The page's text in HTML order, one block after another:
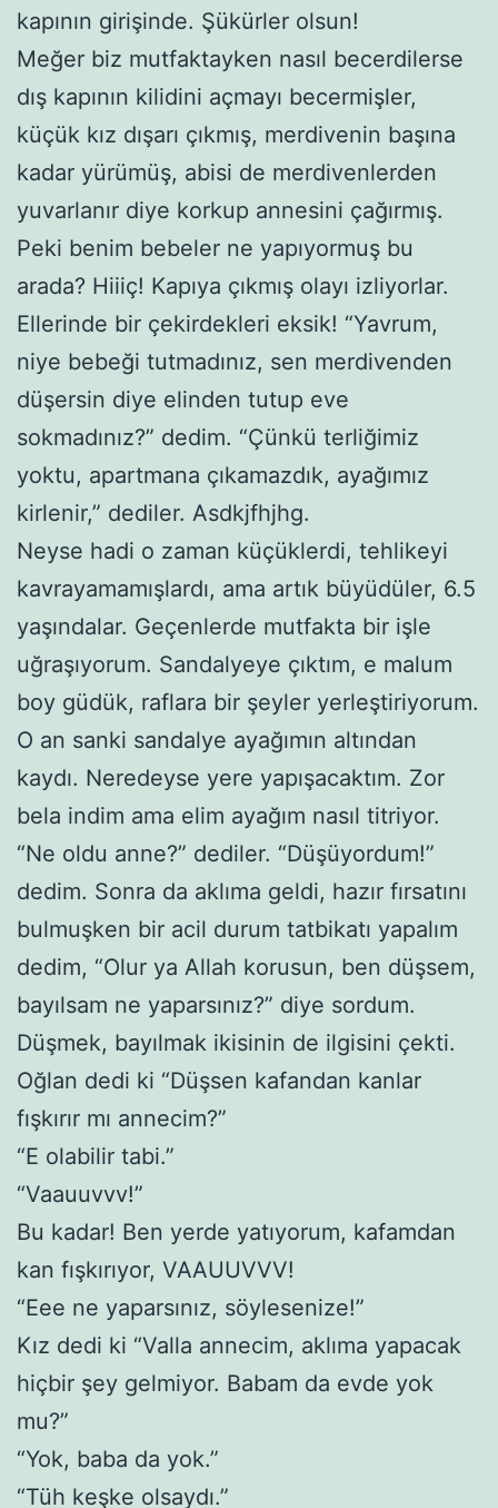
kapının girişinde. Şükürler olsun!
Meğer biz mutfaktayken nasıl becerdilerse
dış kapının kilidini açmayı becermişler,
küçük kız dışarı çıkmış, merdivenin başına
kadar yürümüş, abisi de merdivenlerden
yuvarlanır diye korkup annesini çağırmış.
Peki benim bebeler ne yapıyormuş bu
arada? Hiiiç! Kapıya çıkmış olayı izliyorlar.
Ellerinde bir çekirdekleri eksik! “Yavrum,
niye bebeği tutmadınız, sen merdivenden
düşersin diye elinden tutup eve
sokmadınız?” dedim. “Çünkü terliğimiz
yoktu, apartmana çıkamazdık, ayağımız
kirlenir,” dediler. Asdkjfhjhg.
Neyse hadi o zaman küçüklerdi, tehlikeyi
kavrayamamışlardı, ama artık büyüdüler, 6.5
yaşındalar. Geçenlerde mutfakta bir işle
uğraşıyorum. Sandalyeye çıktım, e malum
boy güdük, raflara bir şeyler yerleştiriyorum.
O an sanki sandalye ayağımın altından
kaydı. Neredeyse yere yapışacaktım. Zor
bela indim ama elim ayağım nasıl titriyor.
“Ne oldu anne?” dediler. “Düşüyordum!”
dedim. Sonra da aklıma geldi, hazır fırsatını
bulmuşken bir acil durum tatbikatı yapalım
dedim, “Olur ya Allah korusun, ben düşsem,
bayılsam ne yaparsınız?” diye sordum.
Düşmek, bayılmak ikisinin de ilgisini çekti.
Oğlan dedi ki “Düşsen kafandan kanlar
fışkırır mı annecim?”
“E olabilir tabi.”
“Vaauuvvv!”
Bu kadar! Ben yerde yatıyorum, kafamdan
kan fışkırıyor, VAAUUVVV!
“Eee ne yaparsınız, söylesenize!”
Kız dedi ki “Valla annecim, aklıma yapacak
hiçbir şey gelmiyor. Babam da evde yok
mu?”
“Yok, baba da yok.”
“Tüh keşke olsaydı.”